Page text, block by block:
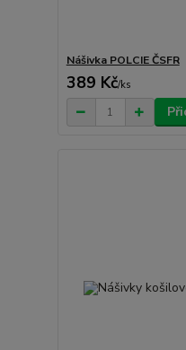
Nášivka POLCIE ČSFR
389 Kč/ks